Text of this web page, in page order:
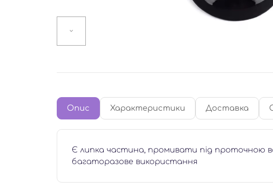
Опис Характеристики Доставка
Є липка частина, промивати під проточною
багаторазове використання